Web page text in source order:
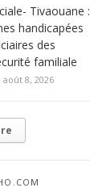
Tivaouane :
handicapées
des
familiale
août 8, 2026